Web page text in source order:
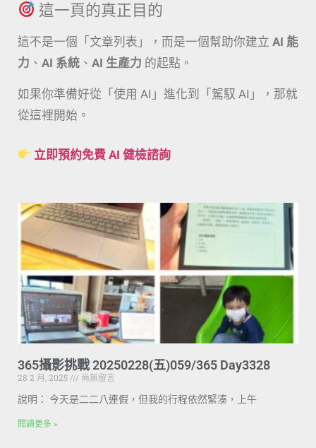
這一頁的真正目的
這不是一個「文章列表」，而是一個幫助你建立 AI 能
力 、 AI 系統 、 AI 生產力 的起點。
如果你準備好從「使用 AI」進化到「駕馭 AI」，那就
從這裡開始。
立即預約免費 AI 健檢諮詢
365攝影挑戰 20250228(五)059/365 Day3328
28 2 月, 2025
尚無留言
說明： 今天是二二八連假，但我的行程依然緊湊，上午
閱讀更多 »